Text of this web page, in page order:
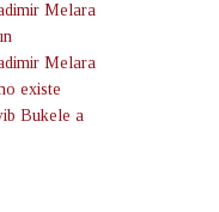
Melara
Melara
existe
Bukele a